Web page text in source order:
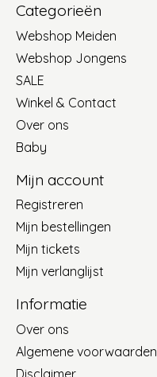
Categorieën
Webshop Meiden
Webshop Jongens
SALE
Winkel & Contact
Over ons
Baby
Mijn account
Registreren
Mijn bestellingen
Mijn tickets
Mijn verlanglijst
Informatie
Over ons
Algemene voorwaarden
Disclaimer